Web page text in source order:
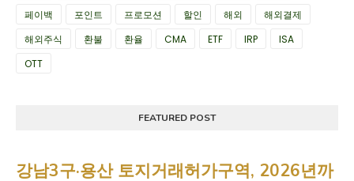
페이백
포인트 프로모션 할인 해외
해외결제
해외주식
환불 환율 CMA ETF IRP
ISA
OTT
FEATURED POST
강남3구·용산 토지거래허가구역, 2026년까